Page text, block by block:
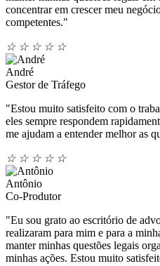
concentrar em crescer meu
competentes."
☆ ☆ ☆ ☆ ☆
André
Gestor de Tráfego
"Estou muito satisfeito com o
eles sempre respondem
me ajudam a entender melhor as
☆ ☆ ☆ ☆ ☆
Antônio
Co-Produtor
"Eu sou grato ao escritório de
realizaram para mim e para a
manter minhas questões legais
minhas ações. Estou muito